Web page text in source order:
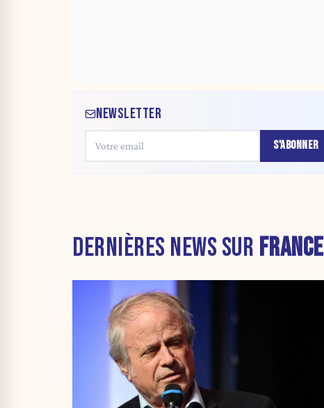
NEWSLETTER
S'ABONNER
DERNIÈRES NEWS SUR FRANCE